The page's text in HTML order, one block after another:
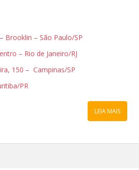
Brooklin – São Paulo/SP
– Rio de Janeiro/RJ
150 – Campinas/SP
PR
LEIA MAIS